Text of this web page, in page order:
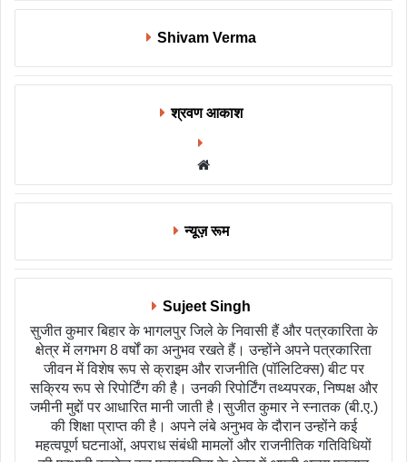
Shivam Verma
श्रवण आकाश
न्यूज़ रूम
Sujeet Singh
सुजीत कुमार बिहार के भागलपुर जिले के निवासी हैं और पत्रकारिता के
क्षेत्र में लगभग 8 वर्षों का अनुभव रखते हैं। उन्होंने अपने पत्रकारिता
जीवन में विशेष रूप से क्राइम और राजनीति (पॉलिटिक्स) बीट पर
सक्रिय रूप से रिपोर्टिंग की है। उनकी रिपोर्टिंग तथ्यपरक, निष्पक्ष और
जमीनी मुद्दों पर आधारित मानी जाती है।सुजीत कुमार ने स्नातक (बी.ए.)
की शिक्षा प्राप्त की है। अपने लंबे अनुभव के दौरान उन्होंने कई
महत्वपूर्ण घटनाओं, अपराध संबंधी मामलों और राजनीतिक गतिविधियों